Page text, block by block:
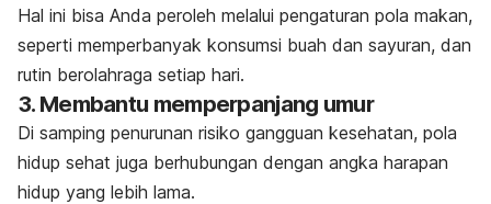
Hal ini bisa Anda peroleh melalui pengaturan pola makan,
seperti memperbanyak konsumsi buah dan sayuran, dan
rutin berolahraga setiap hari.
3. Membantu memperpanjang umur
Di samping penurunan risiko gangguan kesehatan, pola
hidup sehat juga berhubungan dengan angka harapan
hidup yang lebih lama.